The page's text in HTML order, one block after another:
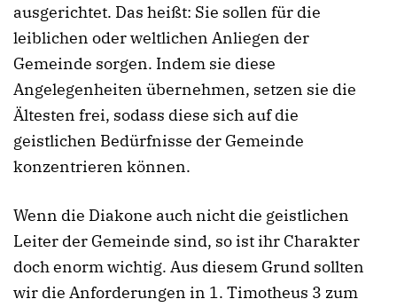
ausgerichtet. Das heißt: Sie sollen für die
leiblichen oder weltlichen Anliegen der
Gemeinde sorgen. Indem sie diese
Angelegenheiten übernehmen, setzen sie die
Ältesten frei, sodass diese sich auf die
geistlichen Bedürfnisse der Gemeinde
konzentrieren können.
Wenn die Diakone auch nicht die geistlichen
Leiter der Gemeinde sind, so ist ihr Charakter
doch enorm wichtig. Aus diesem Grund sollten
wir die Anforderungen in 1. Timotheus 3 zum